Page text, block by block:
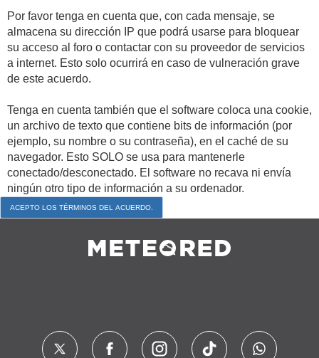
Por favor tenga en cuenta que, con cada mensaje, se
almacena su dirección IP que podrá usarse para bloquear
su acceso al foro o contactar con su proveedor de servicios
a internet. Esto solo ocurrirá en caso de vulneración grave
de este acuerdo.
Tenga en cuenta también que el software coloca una cookie,
un archivo de texto que contiene bits de información (por
ejemplo, su nombre o su contraseña), en el caché de su
navegador. Esto SOLO se usa para mantenerle
conectado/desconectado. El software no recava ni envía
ningún otro tipo de información a su ordenador.